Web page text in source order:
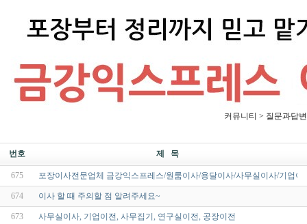
커뮤니티 > 질문과답변
번호 제 목
675 포장이사전문업체 금강익스프레스/원룸이사/용달이사/사무실이사/기업
674 이사 할 때 주의할 점 알려주세요~
673 사무실이사, 기업이전, 사무집기, 연구실이전, 공장이전